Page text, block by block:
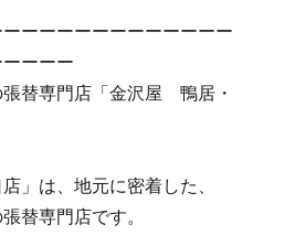
ーーーーーーーーーーーー
ーーー
替専門店「金沢屋 鴨居・
」は、地元に密着した、
替専門店です。